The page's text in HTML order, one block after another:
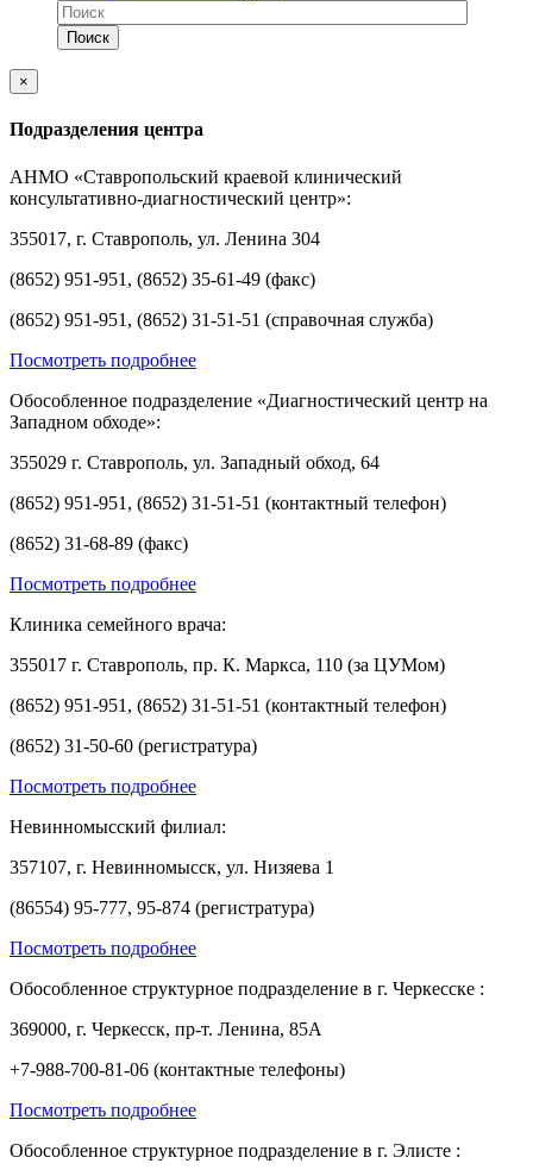
×
Подразделения центра
АНМО «Ставропольский краевой клинический
консультативно-диагностический центр»:
355017, г. Ставрополь, ул. Ленина 304
(8652) 951-951, (8652) 35-61-49 (факс)
(8652) 951-951, (8652) 31-51-51 (справочная служба)
Посмотреть подробнее
Обособленное подразделение «Диагностический центр на
Западном обходе»:
355029 г. Ставрополь, ул. Западный обход, 64
(8652) 951-951, (8652) 31-51-51 (контактный телефон)
(8652) 31-68-89 (факс)
Посмотреть подробнее
Клиника семейного врача:
355017 г. Ставрополь, пр. К. Маркса, 110 (за ЦУМом)
(8652) 951-951, (8652) 31-51-51 (контактный телефон)
(8652) 31-50-60 (регистратура)
Посмотреть подробнее
Невинномысский филиал:
357107, г. Невинномысск, ул. Низяева 1
(86554) 95-777, 95-874 (регистратура)
Посмотреть подробнее
Обособленное структурное подразделение в г. Черкесске :
369000, г. Черкесск, пр-т. Ленина, 85А
+7-988-700-81-06 (контактные телефоны)
Посмотреть подробнее
Обособленное структурное подразделение в г. Элисте :